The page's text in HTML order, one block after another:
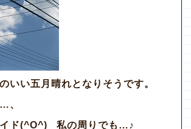
いい五月晴れとなりそうです。
、
イド(^O^) 私の周りでも…♪